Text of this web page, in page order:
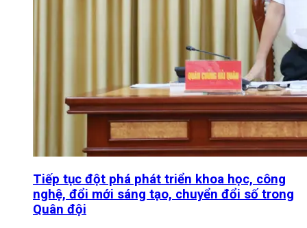
Tiếp tục đột phá phát triển khoa học, công
nghệ, đổi mới sáng tạo, chuyển đổi số trong
Quân đội